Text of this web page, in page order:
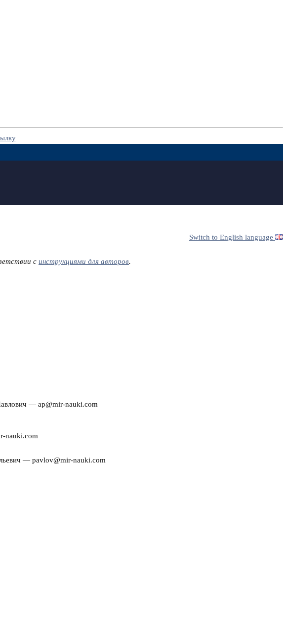
Switch to English language
с инструкциями для авторов.
— ap@mir-nauki.com
nauki.com
— pavlov@mir-nauki.com